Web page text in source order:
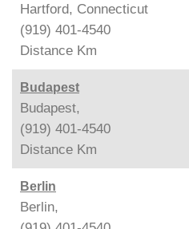
Hartford, Connecticut
(919) 401-4540
Distance Km
Budapest
Budapest,
(919) 401-4540
Distance Km
Berlin
Berlin,